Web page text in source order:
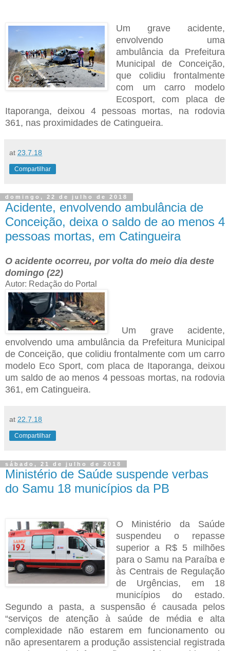
Um grave acidente,
envolvendo uma
ambulância da Prefeitura
Municipal de Conceição,
que colidiu frontalmente
com um carro modelo
Ecosport, com placa de
Itaporanga, deixou 4 pessoas mortas, na rodovia
361, nas proximidades de Catingueira.
at 23.7.18
Compartilhar
domingo, 22 de julho de 2018
Acidente, envolvendo ambulância de
Conceição, deixa o saldo de ao menos 4
pessoas mortas, em Catingueira
O acidente ocorreu, por volta do meio dia deste
domingo (22)
Autor: Redação do Portal
Um grave acidente,
envolvendo uma ambulância da Prefeitura Municipal
de Conceição, que colidiu frontalmente com um carro
modelo Eco Sport, com placa de Itaporanga, deixou
um saldo de ao menos 4 pessoas mortas, na rodovia
361, em Catingueira.
at 22.7.18
Compartilhar
sábado, 21 de julho de 2018
Ministério de Saúde suspende verbas
do Samu 18 municípios da PB
O Ministério da Saúde
suspendeu o repasse
superior a R$ 5 milhões
para o Samu na Paraíba e
às Centrais de Regulação
de Urgências, em 18
municípios do estado.
Segundo a pasta, a suspensão é causada pelos
“serviços de atenção à saúde de média e alta
complexidade não estarem em funcionamento ou
não apresentarem a produção assistencial registrada